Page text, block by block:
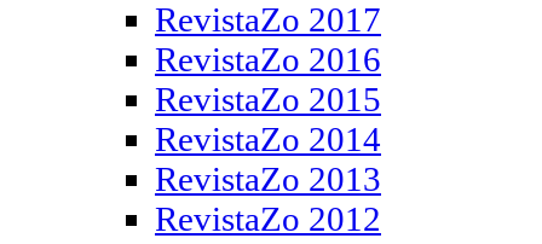
RevistaZo 2017
RevistaZo 2016
RevistaZo 2015
RevistaZo 2014
RevistaZo 2013
RevistaZo 2012